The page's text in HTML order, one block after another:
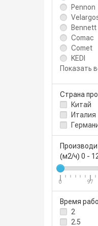
Pennon
Bennett
Comac
Comet
KEDI
Показать
Страна
Китай
Италия
(м2/ч) 0 -
0 97
Время
2
2.5